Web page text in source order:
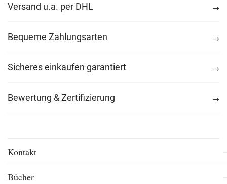
Versand u.a. per DHL
Bequeme Zahlungsarten
Sicheres einkaufen garantiert
Bewertung & Zertifizierung
Kontakt
Bücher